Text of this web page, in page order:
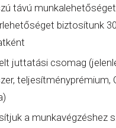
távú
biztosítunk
juttatási csomag
teljesítményprémium,
a munkavégzéshez